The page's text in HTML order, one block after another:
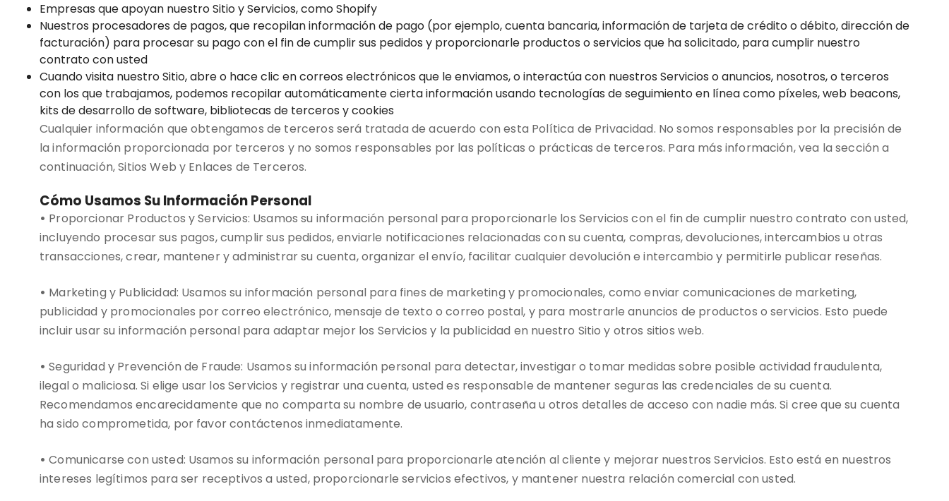
Empresas que apoyan nuestro Sitio y Servicios, como Shopify
Nuestros procesadores de pagos, que recopilan información de pago (por ejemplo, cuenta bancaria, información de tarjeta de crédito o débito, dirección de
facturación) para procesar su pago con el fin de cumplir sus pedidos y proporcionarle productos o servicios que ha solicitado, para cumplir nuestro
contrato con usted
Cuando visita nuestro Sitio, abre o hace clic en correos electrónicos que le enviamos, o interactúa con nuestros Servicios o anuncios, nosotros, o terceros
con los que trabajamos, podemos recopilar automáticamente cierta información usando tecnologías de seguimiento en línea como píxeles, web beacons,
kits de desarrollo de software, bibliotecas de terceros y cookies
Cualquier información que obtengamos de terceros será tratada de acuerdo con esta Política de Privacidad. No somos responsables por la precisión de
la información proporcionada por terceros y no somos responsables por las políticas o prácticas de terceros. Para más información, vea la sección a
continuación, Sitios Web y Enlaces de Terceros.
Cómo Usamos Su Información Personal
• Proporcionar Productos y Servicios: Usamos su información personal para proporcionarle los Servicios con el fin de cumplir nuestro contrato con usted,
incluyendo procesar sus pagos, cumplir sus pedidos, enviarle notificaciones relacionadas con su cuenta, compras, devoluciones, intercambios u otras
transacciones, crear, mantener y administrar su cuenta, organizar el envío, facilitar cualquier devolución e intercambio y permitirle publicar reseñas.
• Marketing y Publicidad: Usamos su información personal para fines de marketing y promocionales, como enviar comunicaciones de marketing,
publicidad y promocionales por correo electrónico, mensaje de texto o correo postal, y para mostrarle anuncios de productos o servicios. Esto puede
incluir usar su información personal para adaptar mejor los Servicios y la publicidad en nuestro Sitio y otros sitios web.
• Seguridad y Prevención de Fraude: Usamos su información personal para detectar, investigar o tomar medidas sobre posible actividad fraudulenta,
ilegal o maliciosa. Si elige usar los Servicios y registrar una cuenta, usted es responsable de mantener seguras las credenciales de su cuenta.
Recomendamos encarecidamente que no comparta su nombre de usuario, contraseña u otros detalles de acceso con nadie más. Si cree que su cuenta
ha sido comprometida, por favor contáctenos inmediatamente.
• Comunicarse con usted: Usamos su información personal para proporcionarle atención al cliente y mejorar nuestros Servicios. Esto está en nuestros
intereses legítimos para ser receptivos a usted, proporcionarle servicios efectivos, y mantener nuestra relación comercial con usted.